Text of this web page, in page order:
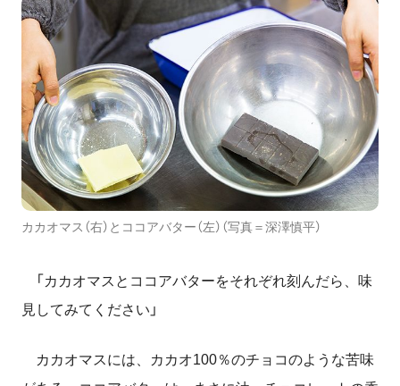
カカオマス（右）とココアバター（左）（写真＝深澤慎平）
「カカオマスとココアバターをそれぞれ刻んだら、味
見してみてください」
カカオマスには、カカオ100％のチョコのような苦味